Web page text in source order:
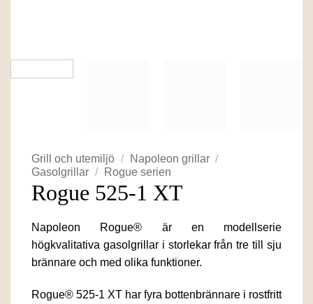
Grill och utemiljö / Napoleon grillar /
Gasolgrillar / Rogue serien
Rogue 525-1 XT
Napoleon Rogue® är en modellserie
högkvalitativa gasolgrillar i storlekar från tre till sju
brännare och med olika funktioner.
Rogue® 525-1 XT har fyra bottenbrännare i rostfritt